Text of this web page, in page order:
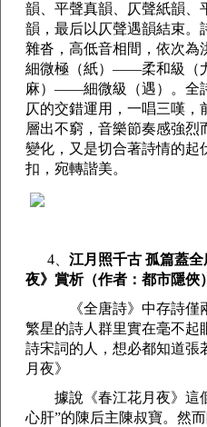
韻、平聲真韻、仄聲紙韻、
韻，最后以仄聲遇韻結束。
雜沓，高低音相間，依次
細微極（紙）——柔和級（
麻）——細微級（遇）。全
仄的交錯運用，一唱三嘆，
層出不窮，音樂節奏感強烈
變化，又是切合著詩情的起
扣，宛轉諧美。
4、 江月照千古 孤篇蓋
夜》賞析（作者：都市隱俠）
《全唐詩》中存詩僅兩
繁星的詩人群里實在毫不起
詩宋詞的人，想必都知道張
月夜》
據說《春江花月夜》這
心肝”的陳后主陳叔寶。然